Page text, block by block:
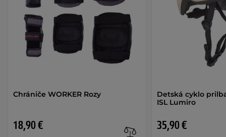
Chrániče WORKER Rozy
18,90 €
Detská cyklo
ISL Lumiro
35,90 €